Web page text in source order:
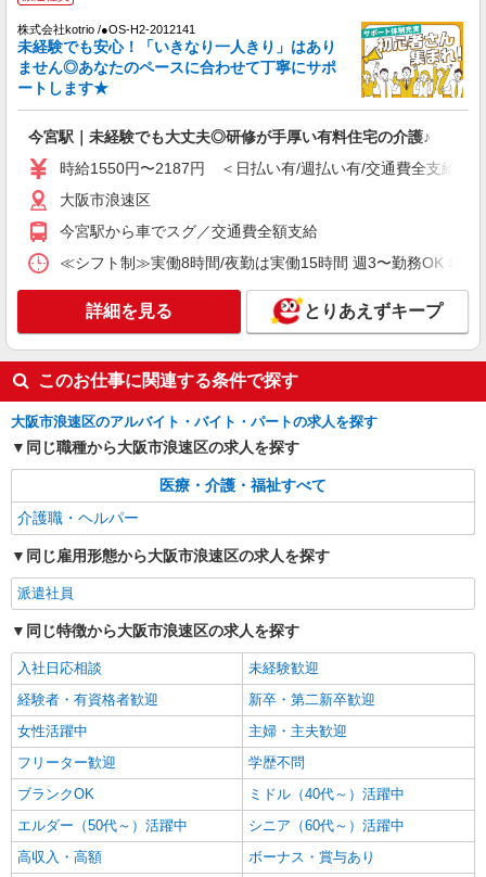
時給1550円〜2187円 ＜日払い有/週払い有/交
通費全支給(ガソリン代含む)＞
大阪市浪速区
詳細を見る
派遣社員
株式会社kotrio /●OS-H2-2094056
迎など＊大阪市浪速区
時給1550円〜2187円 ＜日払い有/週払い有/交
大阪市浪速区
詳細を見る
派遣社員
株式会社kotrio /●OS-H2-2067320
今宮駅/未経験OK★誰かの支えになれる人に！
グルホの世話人♪
時給1550円〜2187円 ＜日払い有/週払い有/交
大阪市浪速区
株式会社kotrio /●OS-H2-2068375
≪今宮駅≫介護の現場で心を燃やせ！！！デイ
サービスSTAFF
時給1550円〜2187円 ＜日払い有/週払い有/交
通費全支給(ガソリン代含む)＞
キープ 詳細を見る
株式会社kotrio /●OS-H2-2012141
未経験でも安心！「いきなり一人きり」はあり
ません◎あなたのペースに合わせて丁寧にサポ
ートします★
今宮駅｜未経験でも大丈夫◎研修が手厚い有料住宅の介護♪
時給1550円〜2187円 ＜日払い有/週払い有/交通費全支給(ガ
大阪市浪速区
今宮駅から車でスグ／交通費全額支給
≪シフト制≫実働8時間/夜勤は実働15時間 週3〜勤務OK 希
詳細を見る とりあえずキープ
このお仕事に関連する条件で探す
大阪市浪速区のアルバイト・バイト・パートの求人を探す
同じ職種から大阪市浪速区の求人を探す
医療・介護・福祉すべて
介護職・ヘルパー
同じ雇用形態から大阪市浪速区の求人を探す
派遣社員
同じ特徴から大阪市浪速区の求人を探す
入社日応相談
未経験歓迎
経験者・有資格者歓迎
新卒・第二新卒歓迎
女性活躍中
主婦・主夫歓迎
フリーター歓迎
学歴不問
ブランクOK
ミドル（40代～）活躍中
エルダー（50代～）活躍中
シニア（60代～）活躍中
高収入・高額
ボーナス・賞与あり